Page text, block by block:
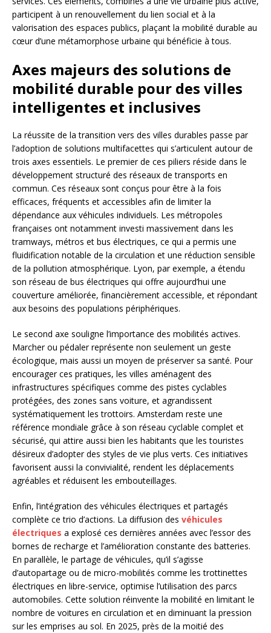
participent à un renouvellement du lien social et à la
valorisation des espaces publics, plaçant la mobilité durable au
cœur d’une métamorphose urbaine qui bénéficie à tous.
Axes majeurs des solutions de
mobilité durable pour des villes
intelligentes et inclusives
La réussite de la transition vers des villes durables passe par
l’adoption de solutions multifacettes qui s’articulent autour de
trois axes essentiels. Le premier de ces piliers réside dans le
développement structuré des réseaux de transports en
commun. Ces réseaux sont conçus pour être à la fois
efficaces, fréquents et accessibles afin de limiter la
dépendance aux véhicules individuels. Les métropoles
françaises ont notamment investi massivement dans les
tramways, métros et bus électriques, ce qui a permis une
fluidification notable de la circulation et une réduction sensible
de la pollution atmosphérique. Lyon, par exemple, a étendu
son réseau de bus électriques qui offre aujourd’hui une
couverture améliorée, financièrement accessible, et répondant
aux besoins des populations périphériques.
Le second axe souligne l’importance des mobilités actives.
Marcher ou pédaler représente non seulement un geste
écologique, mais aussi un moyen de préserver sa santé. Pour
encourager ces pratiques, les villes aménagent des
infrastructures spécifiques comme des pistes cyclables
protégées, des zones sans voiture, et agrandissent
systématiquement les trottoirs. Amsterdam reste une
référence mondiale grâce à son réseau cyclable complet et
sécurisé, qui attire aussi bien les habitants que les touristes
désireux d’adopter des styles de vie plus verts. Ces initiatives
favorisent aussi la convivialité, rendent les déplacements
agréables et réduisent les embouteillages.
Enfin, l’intégration des véhicules électriques et partagés
complète ce trio d’actions. La diffusion des véhicules
électriques a explosé ces dernières années avec l’essor des
bornes de recharge et l’amélioration constante des batteries.
En parallèle, le partage de véhicules, qu’il s’agisse
d’autopartage ou de micro-mobilités comme les trottinettes
électriques en libre-service, optimise l’utilisation des parcs
automobiles. Cette solution réinvente la mobilité en limitant le
nombre de voitures en circulation et en diminuant la pression
sur les emprises au sol. En 2025, près de la moitié des